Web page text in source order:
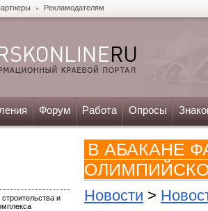
Рекламодателям
Форум Работа Опросы
и
В АБАКАНЕ
Новости >